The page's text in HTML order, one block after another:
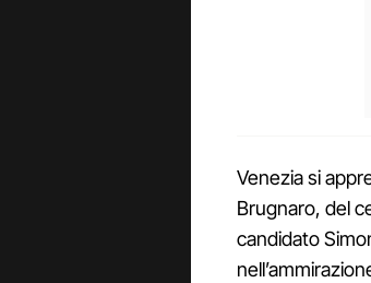
Venezia si
Brugnaro, del
candidato